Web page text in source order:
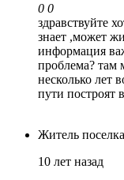
0 0
здравствуйте
знает ,может
информация
проблема? там
несколько лет
пути построят
Житель поселка
10 лет назад